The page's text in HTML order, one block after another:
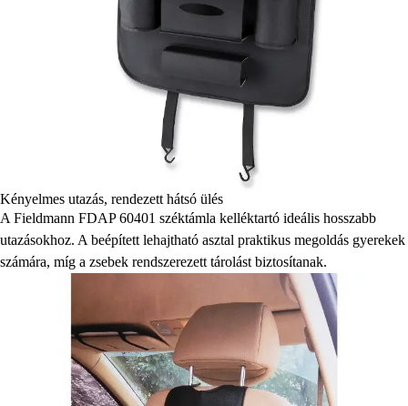
Kényelmes utazás, rendezett hátsó ülés
A Fieldmann FDAP 60401 széktámla kelléktartó ideális hosszabb
utazásokhoz. A beépített lehajtható asztal praktikus megoldás gyerekek
számára, míg a zsebek rendszerezett tárolást biztosítanak.